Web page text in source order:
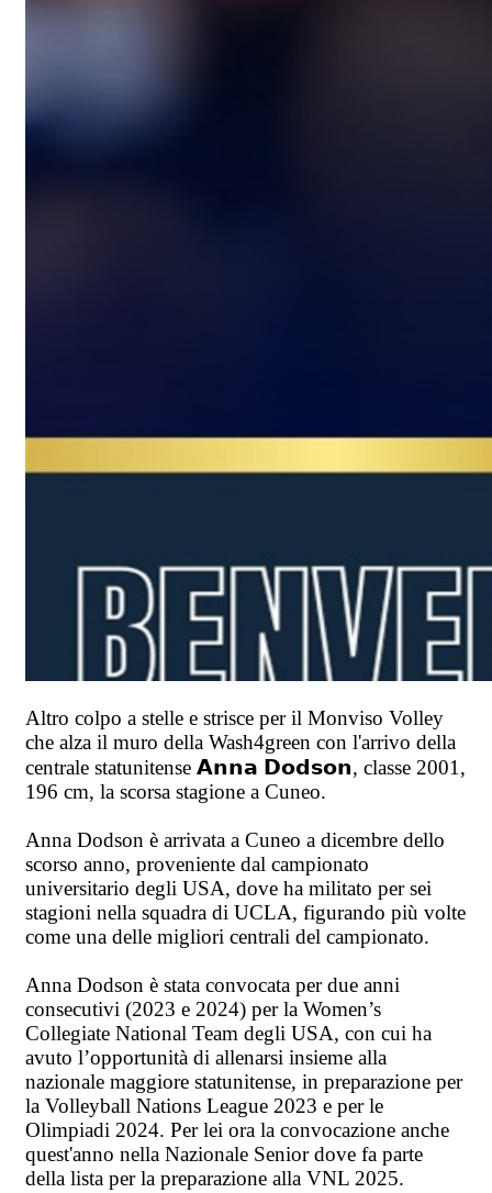
Altro colpo a stelle e strisce per il Monviso Volley
che alza il muro della Wash4green con l'arrivo della
centrale statunitense 𝗔𝗻𝗻𝗮 𝗗𝗼𝗱𝘀𝗼𝗻, classe 2001,
196 cm, la scorsa stagione a Cuneo.
Anna Dodson è arrivata a Cuneo a dicembre dello
scorso anno, proveniente dal campionato
universitario degli USA, dove ha militato per sei
stagioni nella squadra di UCLA, figurando più volte
come una delle migliori centrali del campionato.
Anna Dodson è stata convocata per due anni
consecutivi (2023 e 2024) per la Women’s
Collegiate National Team degli USA, con cui ha
avuto l’opportunità di allenarsi insieme alla
nazionale maggiore statunitense, in preparazione per
la Volleyball Nations League 2023 e per le
Olimpiadi 2024. Per lei ora la convocazione anche
quest'anno nella Nazionale Senior dove fa parte
della lista per la preparazione alla VNL 2025.